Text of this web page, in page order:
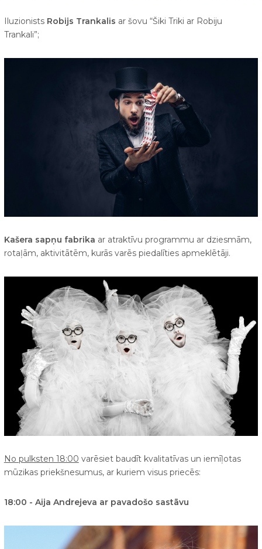
Iluzionists Robijs Trankalis ar šovu “Šiki Triki ar Robiju
Trankali”;
Kašera sapņu fabrika ar atraktīvu programmu ar dziesmām,
rotaļām, aktivitātēm, kurās varēs piedalīties apmeklētāji.
No pulksten 18:00 varēsiet baudīt kvalitatīvas un iemīļotas
mūzikas priekšnesumus, ar kuriem visus priecēs:
18:00 - Aija Andrejeva ar pavadošo sastāvu